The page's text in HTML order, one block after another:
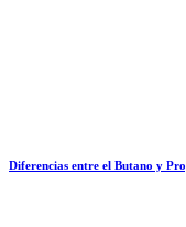
Diferencias entre el Butano y